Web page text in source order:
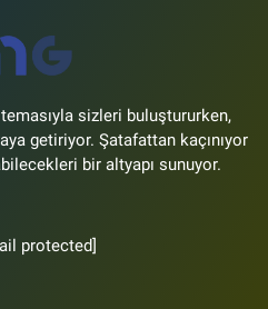
A Dürümcü Baba'nın Bir Alt
sizleri buluştururken,
getiriyor. Şatafattan kaçınıyor
bir altyapı sunuyor.
protected]